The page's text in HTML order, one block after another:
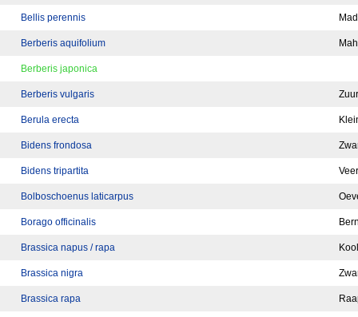
Bellis perennis
Berberis aquifolium
Berberis japonica
Berberis vulgaris
Berula erecta
Bidens frondosa
Bidens tripartita
Bolboschoenus laticarpus
Borago officinalis
Brassica napus / rapa
Brassica nigra
Brassica rapa